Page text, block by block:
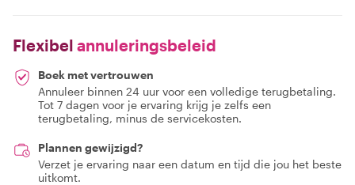
Flexibel annuleringsbeleid
Boek met vertrouwen
Annuleer binnen 24 uur voor een volledige terugbetaling.
Tot 7 dagen voor je ervaring krijg je zelfs een
terugbetaling, minus de servicekosten.
Plannen gewijzigd?
Verzet je ervaring naar een datum en tijd die jou het beste
uitkomt.